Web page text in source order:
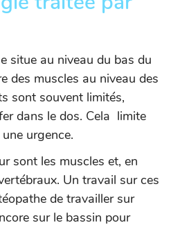
situe au niveau du bas du
des muscles au niveau des
sont souvent limités,
dans le dos. Cela limite
urgence.
sont les muscles et, en
Un travail sur ces
de travailler sur
sur le bassin pour